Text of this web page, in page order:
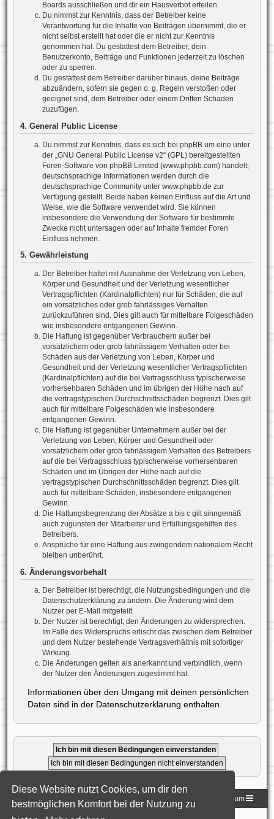
Diese Website nutzt Cookies, um dir den
bestmöglichen Komfort bei der Nutzung zu
Boards ausschließen und dir ein Hausverbot erteilen.
Du nimmst zur Kenntnis, dass der Betreiber keine
Verantwortung für die Inhalte von Beiträgen übernimmt, die er
nicht selbst erstellt hat oder die er nicht zur Kenntnis
genommen hat. Du gestattest dem Betreiber, dein
Benutzerkonto, Beiträge und Funktionen jederzeit zu löschen
oder zu sperren.
Du gestattest dem Betreiber darüber hinaus, deine Beiträge
abzuändern, sofern sie gegen o. g. Regeln verstoßen oder
geeignet sind, dem Betreiber oder einem Dritten Schaden
zuzufügen.
4. General Public License
Du nimmst zur Kenntnis, dass es sich bei phpBB um eine unter
der „ GNU General Public License v2“ (GPL) bereitgestellten
Foren-Software von phpBB Limited (www.phpbb.com) handelt;
deutschsprachige Informationen werden durch die
deutschsprachige Community unter www.phpbb.de zur
Verfügung gestellt. Beide haben keinen Einfluss auf die Art und
Weise, wie die Software verwendet wird. Sie können
insbesondere die Verwendung der Software für bestimmte
Zwecke nicht untersagen oder auf Inhalte fremder Foren
Einfluss nehmen.
5. Gewährleistung
Der Betreiber haftet mit Ausnahme der Verletzung von Leben,
Körper und Gesundheit und der Verletzung wesentlicher
Vertragspflichten (Kardinalpflichten) nur für Schäden, die auf
ein vorsätzliches oder grob fahrlässiges Verhalten
zurückzuführen sind. Dies gilt auch für mittelbare Folgeschäden
wie insbesondere entgangenen Gewinn.
Die Haftung ist gegenüber Verbrauchern außer bei
vorsätzlichem oder grob fahrlässigem Verhalten oder bei
Schäden aus der Verletzung von Leben, Körper und
Gesundheit und der Verletzung wesentlicher Vertragspflichten
(Kardinalpflichten) auf die bei Vertragsschluss typischerweise
vorhersehbaren Schäden und im übrigen der Höhe nach auf
die vertragstypischen Durchschnittsschäden begrenzt. Dies gilt
auch für mittelbare Folgeschäden wie insbesondere
entgangenen Gewinn.
Die Haftung ist gegenüber Unternehmern außer bei der
Verletzung von Leben, Körper und Gesundheit oder
vorsätzlichem oder grob fahrlässigem Verhalten des Betreibers
auf die bei Vertragsschluss typischerweise vorhersehbaren
Schäden und im Übrigen der Höhe nach auf die
vertragstypischen Durchschnittsschäden begrenzt. Dies gilt
auch für mittelbare Schäden, insbesondere entgangenen
Gewinn.
Die Haftungsbegrenzung der Absätze a bis c gilt sinngemäß
auch zugunsten der Mitarbeiter und Erfüllungsgehilfen des
Betreibers.
Ansprüche für eine Haftung aus zwingendem nationalem Recht
bleiben unberührt.
6. Änderungsvorbehalt
Der Betreiber ist berechtigt, die Nutzungsbedingungen und die
Datenschutzerklärung zu ändern. Die Änderung wird dem
Nutzer per E-Mail mitgeteilt.
Der Nutzer ist berechtigt, den Änderungen zu widersprechen.
Im Falle des Widerspruchs erlischt das zwischen dem Betreiber
und dem Nutzer bestehende Vertragsverhältnis mit sofortiger
Wirkung.
Die Änderungen gelten als anerkannt und verbindlich, wenn
der Nutzer den Änderungen zugestimmt hat.
Informationen über den Umgang mit deinen persönlichen
Daten sind in der Datenschutzerklärung enthalten.
Homepage der DLG Foren-Übersicht Impressum